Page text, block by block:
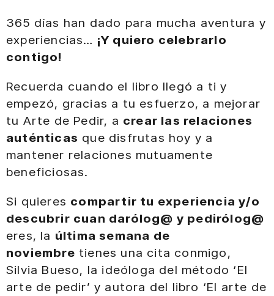
365 días han dado para mucha aventura y
experiencias… ¡Y quiero celebrarlo
contigo!
Recuerda cuando el libro llegó a ti y
empezó, gracias a tu esfuerzo, a mejorar
tu Arte de Pedir, a crear las relaciones
auténticas que disfrutas hoy y a
mantener relaciones mutuamente
beneficiosas.
Si quieres compartir tu experiencia y/o
descubrir cuan darólog@ y pedirólog@
eres, la última semana de
noviembre tienes una cita conmigo,
Silvia Bueso, la ideóloga del método ‘El
arte de pedir’ y autora del libro ‘El arte de